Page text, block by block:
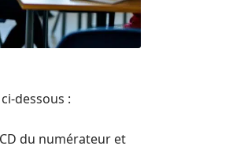
dessous :
du numérateur et